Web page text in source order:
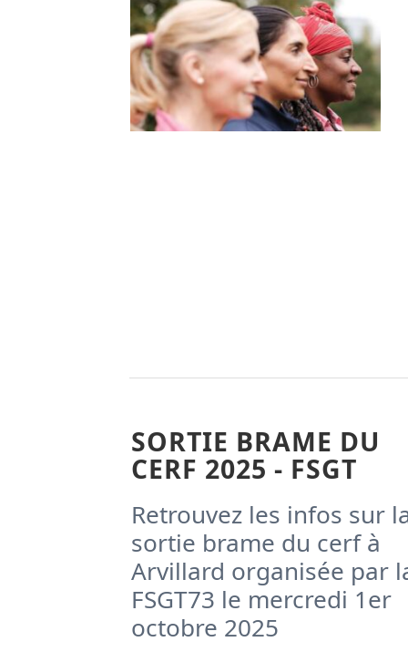
SORTIE BRAME DU
CERF 2025 - FSGT
Retrouvez les infos sur
sortie brame du cerf à
Arvillard organisée par
FSGT73 le mercredi 1er
octobre 2025